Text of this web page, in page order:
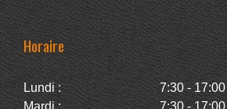
Horaire
Lundi :
7:30 - 17:00
Mardi :
7:30 - 17:00